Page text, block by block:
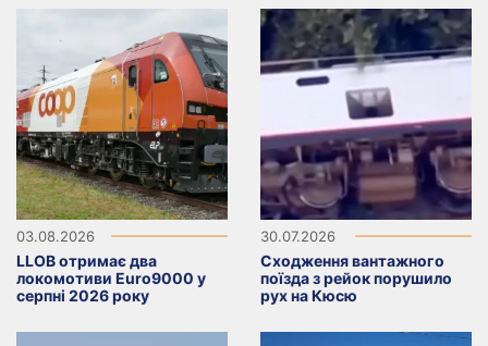
03.08.2026
LLOB отримає два
локомотиви Euro9000 у
серпні 2026 року
30.07.2026
Сходження вантажного
поїзда з рейок порушило
рух на Кюсю